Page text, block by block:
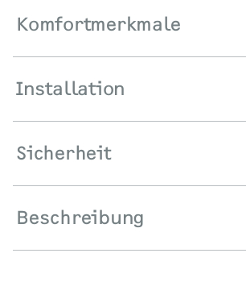
Wärmepumpe
Regelung / Energiemanagement
Komfortmerkmale
Installation
Sicherheit
Beschreibung